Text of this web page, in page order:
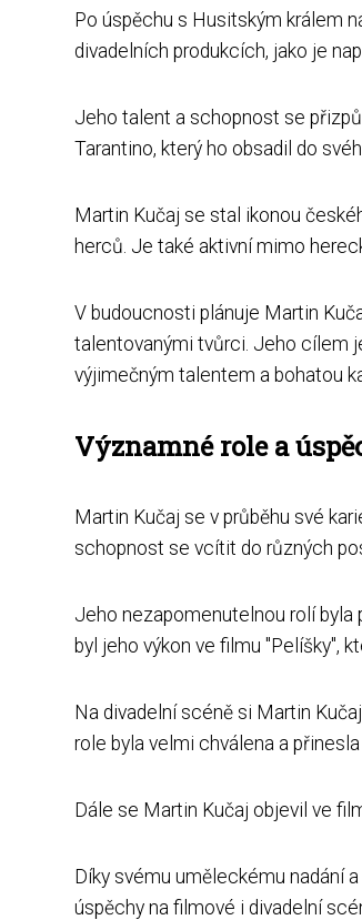
Po úspěchu s Husitským králem
divadelních produkcích, jako je
Jeho talent a schopnost se
Tarantino, který ho obsadil do
Martin Kučaj se stal ikonou
herců. Je také aktivní mimo
V budoucnosti plánuje Martin
talentovanými tvůrci. Jeho cílem
výjimečným talentem a bohatou
Významné role a
Martin Kučaj se v průběhu své
schopnost se vcítit do různých
Jeho nezapomenutelnou rolí byla
byl jeho výkon ve filmu "Pelíšky",
Na divadelní scéně si Martin
role byla velmi chválena a
Dále se Martin Kučaj objevil ve
Díky svému uměleckému nadání
úspěchy na filmové i divadelní